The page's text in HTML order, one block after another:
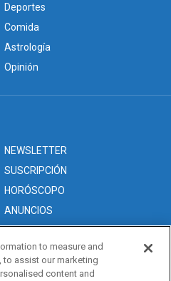
Deportes
Comida
Astrología
Opinión
NEWSLETTER
SUSCRIPCIÓN
HORÓSCOPO
ANUNCIOS
to measure and
to assist our marketing
content and